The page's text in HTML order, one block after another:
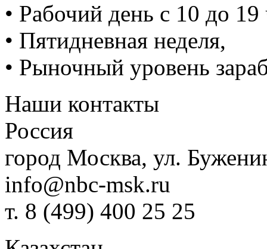
• Рабочий день с 10 до 19
• Пятидневная неделя,
• Рыночный уровень
Наши контакты
Россия
город Москва, ул.
info@nbc-msk.ru
т. 8 (499) 400 25 25